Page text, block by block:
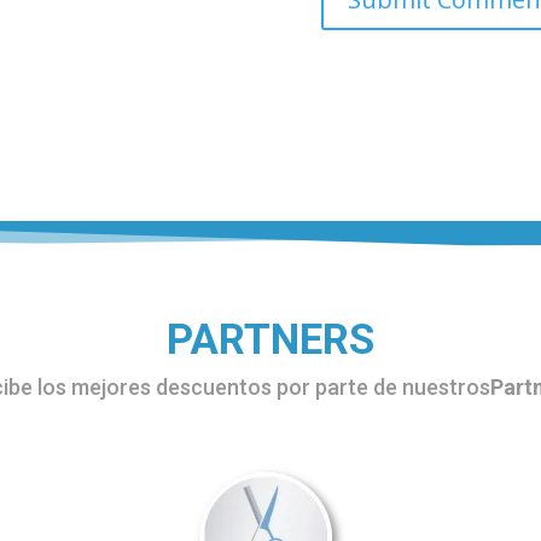
PARTNERS
los mejores descuentos por parte de nuestros